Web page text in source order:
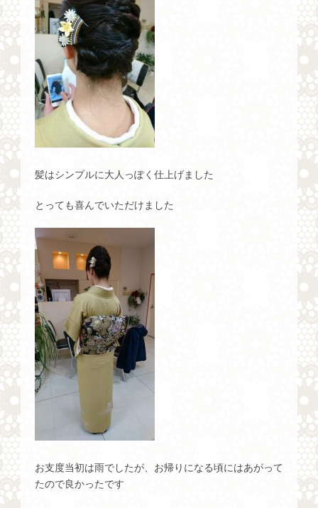
髪はシンプルに大人っぽく仕上げました
とっても喜んでいただけました
お支度当初は雨でしたが、お帰りになる頃にはあがって
たので良かったです